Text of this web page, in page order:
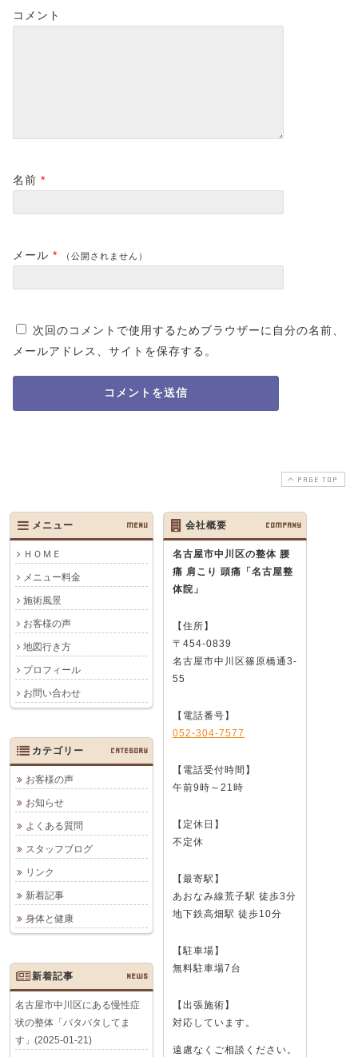
コメント
名前 *
メール * （公開されません）
次回のコメントで使用するためブラウザーに自分の名前、
メールアドレス、サイトを保存する。
PAGE TOP
メニュー MENU
ＨＯＭＥ
メニュー料金
施術風景
お客様の声
地図行き方
プロフィール
お問い合わせ
会社概要 COMPANY
名古屋市中川区の整体 腰
痛 肩こり 頭痛 「名古屋整
体院」
【住所】
〒454-0839
名古屋市中川区篠原橋通3-
55
【電話番号】
052-304-7577
【電話受付時間】
午前9時～21時
【定休日】
不定休
【最寄駅】
あおなみ線荒子駅 徒歩3分
地下鉄高畑駅 徒歩10分
【駐車場】
無料駐車場7台
【出張施術】
対応しています。
遠慮なくご相談ください。
カテゴリー CATEGORY
お客様の声
お知らせ
よくある質問
スタッフブログ
リンク
新着記事
身体と健康
新着記事 NEWS
名古屋市中川区にある慢性症
状の整体「バタバタしてま
す」(2025-01-21)